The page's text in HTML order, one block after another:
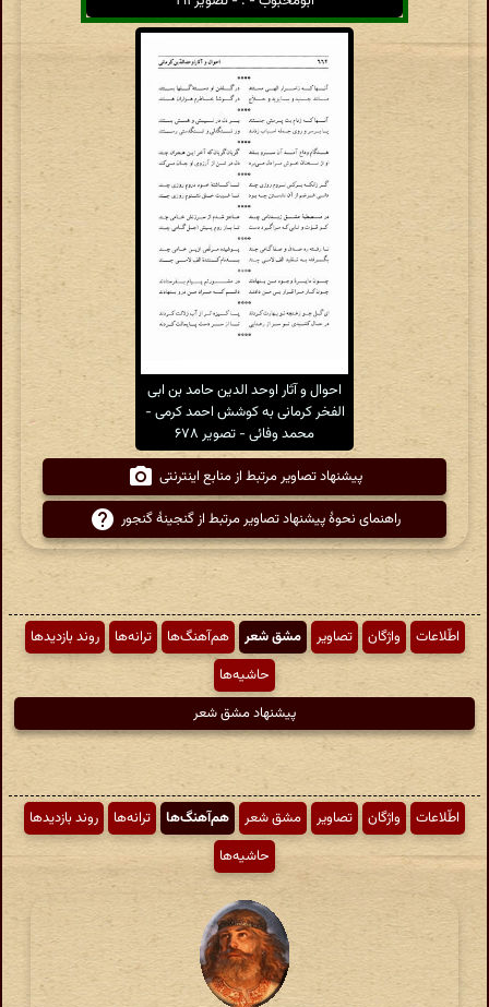
احوال و آثار اوحد الدین حامد بن ابی
الفخر کرمانی به کوشش احمد کرمی -
محمد وفائی - تصویر ۶۷۸
پیشنهاد تصاویر مرتبط از منابع اینترنتی
راهنمای نحوهٔ پیشنهاد تصاویر مرتبط از گنجینهٔ گنجور
اطّلاعات واژگان تصاویر مشق شعر هم‌آهنگ‌ها ترانه‌ها
روند بازدیدها
حاشیه‌ها
پیشنهاد مشق شعر
اطّلاعات واژگان تصاویر مشق شعر هم‌آهنگ‌ها ترانه‌ها
روند بازدیدها
حاشیه‌ها